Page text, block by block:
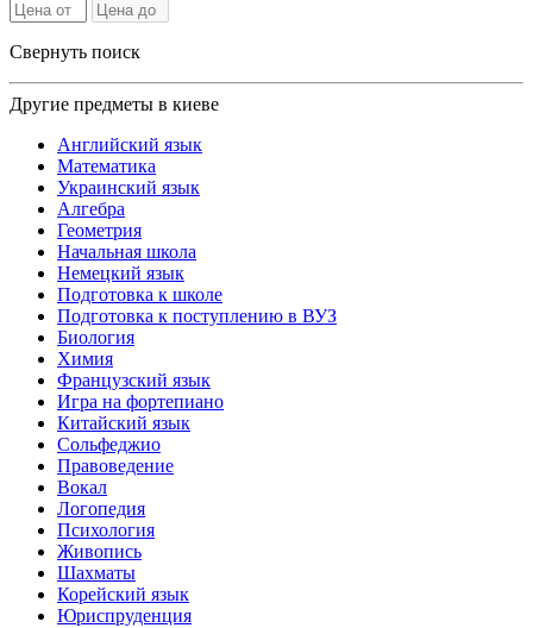
Свернуть поиск
Другие предметы в киеве
Английский язык
Математика
Украинский язык
Алгебра
Геометрия
Начальная школа
Немецкий язык
Подготовка к школе
Подготовка к поступлению в ВУЗ
Биология
Химия
Французский язык
Игра на фортепиано
Китайский язык
Сольфеджио
Правоведение
Вокал
Логопедия
Психология
Живопись
Шахматы
Корейский язык
Юриспруденция